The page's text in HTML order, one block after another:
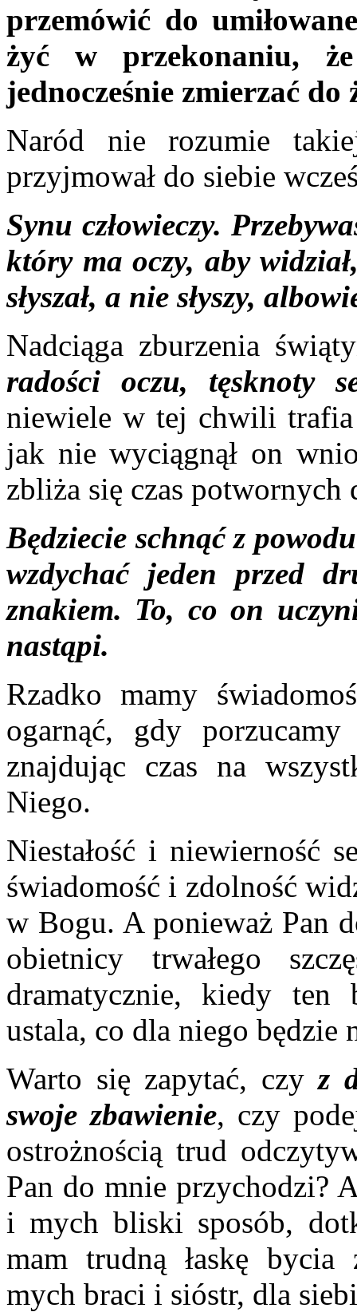
przemówić do
żyć w przekonaniu,
jednocześnie zmierzać
Naród nie rozumie
przyjmował do siebie
Synu człowieczy.
który ma oczy, aby
słyszał, a nie słyszy,
Nadciąga zburzenia
radości oczu, tęsknoty
niewiele w tej chwili
jak nie wyciągnął on
zbliża się czas potwornych
Będziecie schnąć z
wzdychać jeden przed
znakiem. To, co on
nastąpi.
Rzadko mamy
ogarnąć, gdy
znajdując czas na
Niego.
Niestałość i niewierność
świadomość i zdolność
w Bogu. A ponieważ Pan
obietnicy trwałego
dramatycznie, kiedy ten
ustala, co dla niego będzie
Warto się zapytać, czyz
swoje zbawienie, czy
ostrożnością trud
Pan do mnie przychodzi?
i mych bliski sposób,
mam trudną łaskę
mych braci i sióstr, dla